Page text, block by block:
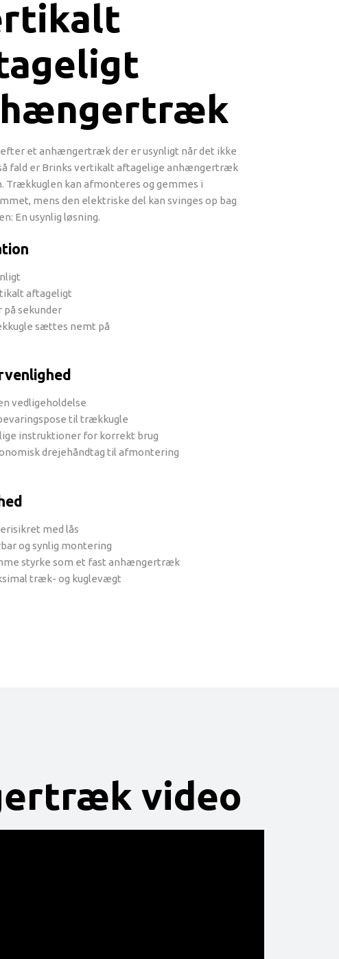
efter et anhængertræk der er usynligt når det ikke
fald er Brinks vertikalt aftagelige anhængertræk
Trækkuglen kan afmonteres og gemmes i
mens den elektriske del kan svinges op bag
En usynlig løsning.
aftageligt
på sekunder
sættes nemt på
vedligeholdelse
til trækkugle
instruktioner for korrekt brug
drejehåndtag til afmontering
med lås
og synlig montering
styrke som et fast anhængertræk
træk- og kuglevægt
video